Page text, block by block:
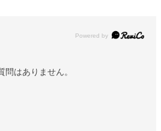
Powered by
問はありません。